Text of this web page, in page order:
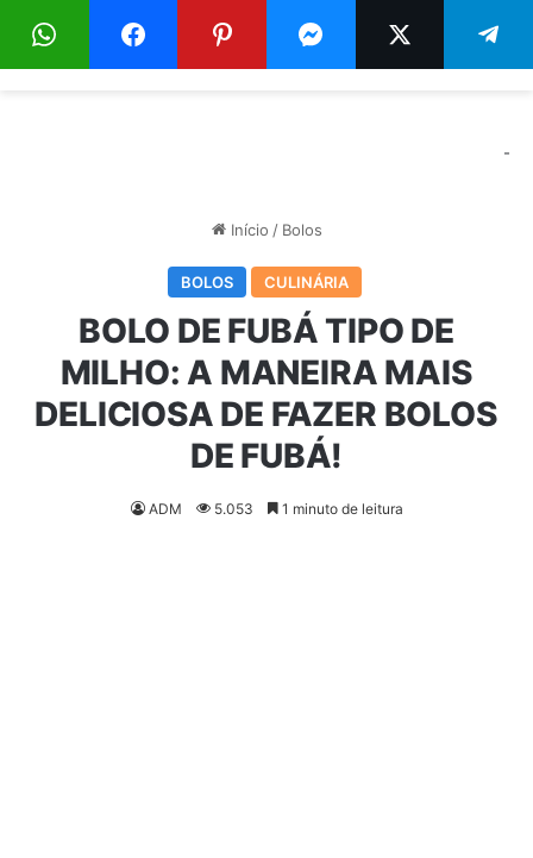
Menu
-
Início / Bolos
BOLOS CULINÁRIA
BOLO DE FUBÁ TIPO DE
MILHO: A MANEIRA MAIS
DELICIOSA DE FAZER BOLOS
DE FUBÁ!
ADM 5.053 1 minuto de leitura